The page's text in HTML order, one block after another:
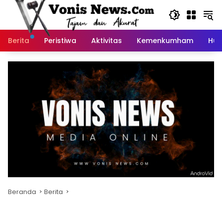
Langsung
Berita
Peristiwa Aktivitas Kemenkumham
Beranda Berita